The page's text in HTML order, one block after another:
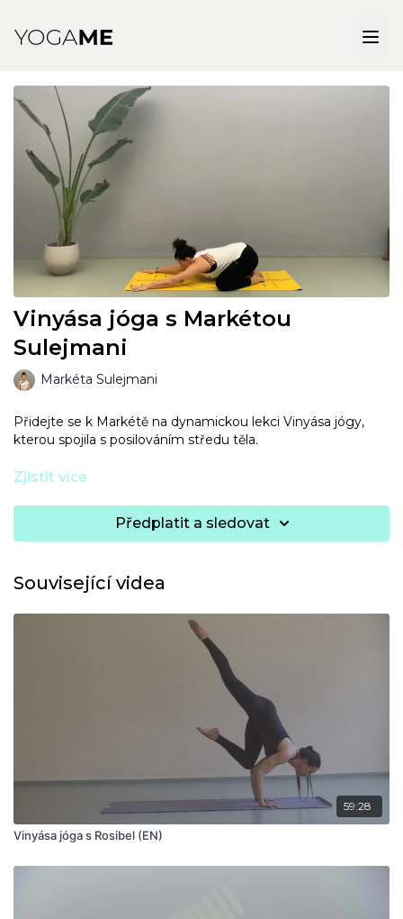
Vinyása jóga s Markétou
Sulejmani
Markéta Sulejmani
Přidejte se k Markétě na dynamickou lekci Vinyása jógy,
kterou spojila s posilováním středu těla.
Na lekci nejsou potřeba žádné pomůcky.
Zjistit více
Předplatit a sledovat
Související videa
59:28
Vinyása jóga s Rosibel (EN)